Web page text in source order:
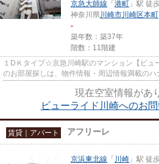
京急大師線 「 港町 」駅 徒
神奈川県川崎市川崎区本町
-
築年数：築37年
階数：11階建
１DＫタイプ☆京急川崎駅のマンション【ビ
のお部屋探しは、物件情報・周辺情報満載の
現在空室情報があ
ビューライド川崎へのお
賃貸｜アパート アフリーレ
京浜東北線 「 川崎 」駅 徒